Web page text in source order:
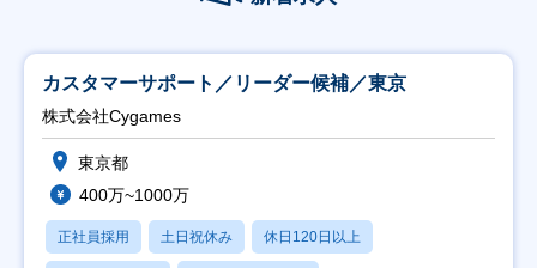
カスタマーサポート／リーダー候補／東京
株式会社Cygames
東京都
400万~1000万
正社員採用 土日祝休み 休日120日以上